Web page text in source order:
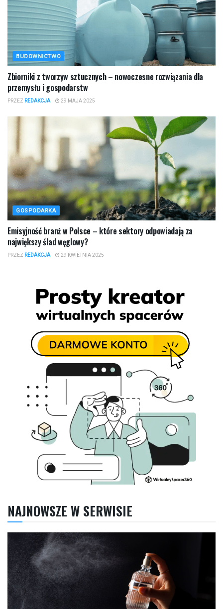
BUDOWNICTWO
Zbiorniki z tworzyw sztucznych – nowoczesne rozwiązania dla
przemysłu i gospodarstw
PRZEZ REDAKCJA 29 MAJA 2025
GOSPODARKA
Emisyjność branż w Polsce – które sektory odpowiadają za
największy ślad węglowy?
PRZEZ REDAKCJA 29 KWIETNIA 2025
NAJNOWSZE W SERWISIE